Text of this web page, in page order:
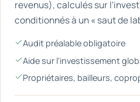
revenus), calculés sur
conditionnés à un « saut de
Audit préalable obligatoire
Aide sur l'investissement
Propriétaires, bailleurs,